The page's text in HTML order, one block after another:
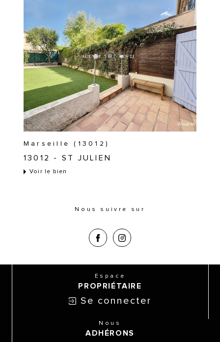
Marseille (13012)
13012 - ST JULIEN
Voir le bien
Nous suivre sur
Espace
PROPRIÉTAIRE
Se connecter
Nous
ADHÉRONS